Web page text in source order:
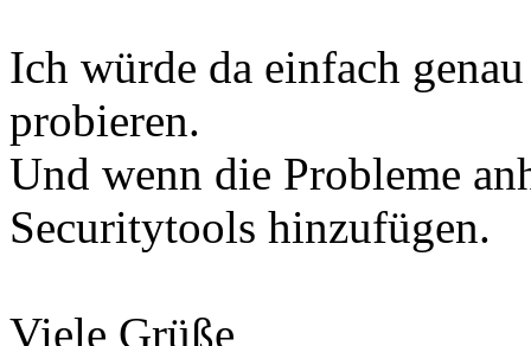
Ich würde da einfach
probieren.
Und wenn die Probleme
Securitytools hinzufügen.
Viele Grüße